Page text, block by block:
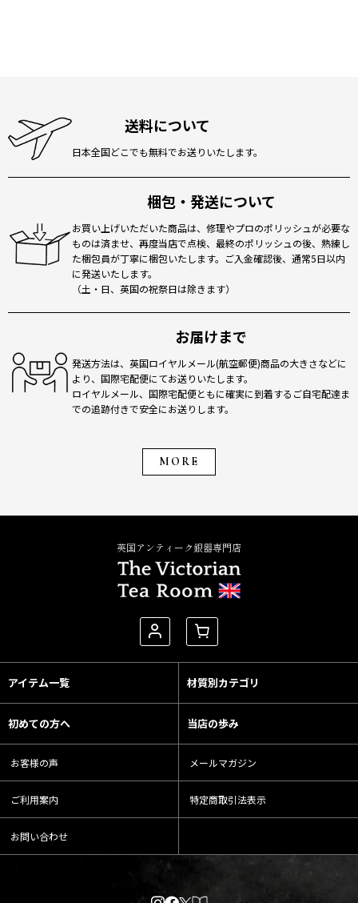
送料について
日本全国どこでも無料でお送りいたします。
梱包・発送について
お買い上げいただいた商品は、修理やプロのポリッシュが必要な
ものは済ませ、再度当店で点検、最終のポリッシュの後、熟練し
た梱包員が丁寧に梱包いたします。ご入金確認後、通常5日以内
に発送いたします。
（土・日、英国の祝祭日は除きます）
お届けまで
発送方法は、英国ロイヤルメール(航空郵便)商品の大きさなどに
より、国際宅配便にてお送りいたします。
ロイヤルメール、国際宅配便ともに確実に到着するご自宅配達ま
での追跡付きで安全にお送りします。
MORE
英国アンティーク銀器専門店
アイテム一覧 材質別カテゴリ
初めての方へ 当店の歩み
お客様の声 メールマガジン
ご利用案内 特定商取引法表示
お問い合わせ